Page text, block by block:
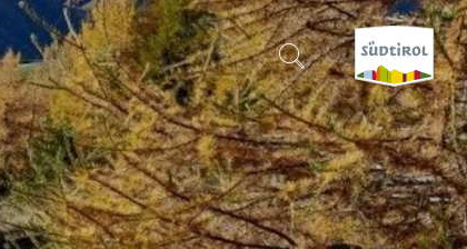
SUCHEN & BUCHEN
ENTDECKE SÜDTIROL